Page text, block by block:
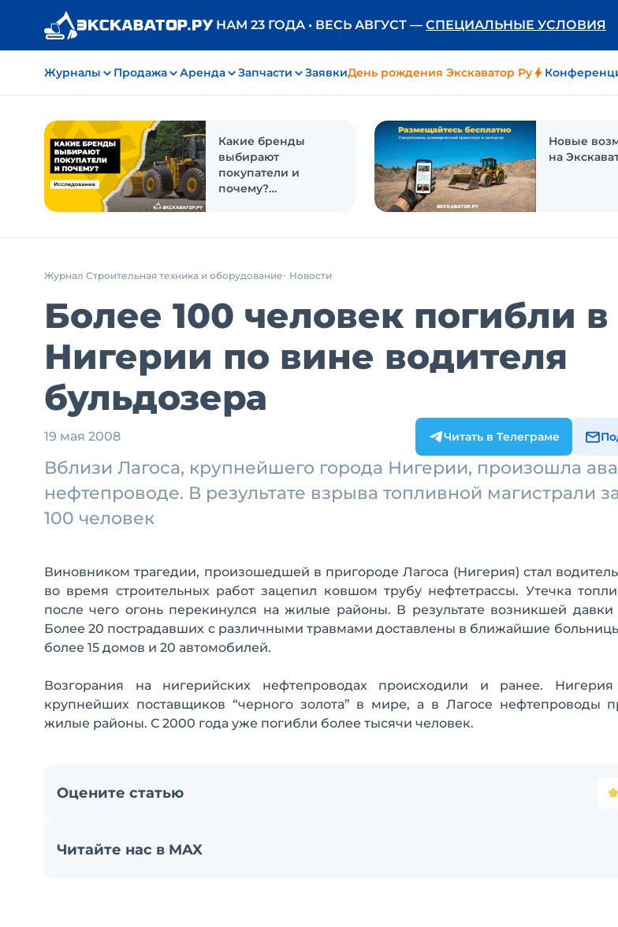
НАМ 23 ГОДА • ВЕСЬ АВГУСТ — СПЕЦИАЛЬНЫЕ УСЛОВИЯ
Журналы Продажа Аренда Запчасти ЗаявкиДень рождения Экскаватор Ру
Какие бренды
выбирают
покупатели и
почему?
Новые
на
Журнал Строительная техника и оборудование Новости
Более 100 человек погибли в
Нигерии по вине водителя
бульдозера
19 мая 2008 Читать в Телеграме
Вблизи Лагоса, крупнейшего города Нигерии, произошла
нефтепроводе. В результате взрыва топливной магистрали
100 человек
Виновником трагедии, произошедшей в пригороде Лагоса (Нигерия) стал водитель
во время строительных работ зацепил ковшом трубу нефтетрассы. Утечка
после чего огонь перекинулся на жилые районы. В результате возникшей давки
Более 20 пострадавших с различными травмами доставлены в ближайшие
более 15 домов и 20 автомобилей.
Возгорания на нигерийских нефтепроводах происходили и ранее.
крупнейших поставщиков “черного золота” в мире, а в Лагосе нефтепроводы
жилые районы. С 2000 года уже погибли более тысячи человек.
Оцените статью
Читайте нас в MAX